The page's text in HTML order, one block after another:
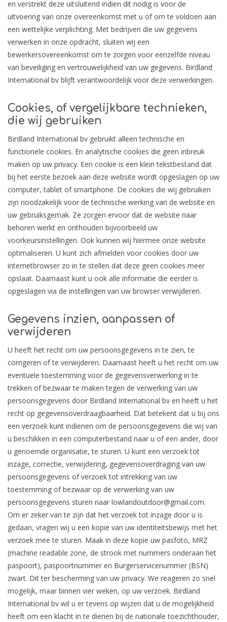
en verstrekt deze uitsluitend indien dit nodig is voor de
uitvoering van onze overeenkomst met u of om te voldoen aan
een wettelijke verplichting. Met bedrijven die uw gegevens
verwerken in onze opdracht, sluiten wij een
bewerkersovereenkomst om te zorgen voor eenzelfde niveau
van beveiliging en vertrouwelijkheid van uw gegevens. Birdland
International bv blijft verantwoordelijk voor deze verwerkingen.
Cookies, of vergelijkbare technieken,
die wij gebruiken
Birdland International bv gebruikt alleen technische en
functionele cookies. En analytische cookies die geen inbreuk
maken op uw privacy. Een cookie is een klein tekstbestand dat
bij het eerste bezoek aan deze website wordt opgeslagen op uw
computer, tablet of smartphone. De cookies die wij gebruiken
zijn noodzakelijk voor de technische werking van de website en
uw gebruiksgemak. Ze zorgen ervoor dat de website naar
behoren werkt en onthouden bijvoorbeeld uw
voorkeursinstellingen. Ook kunnen wij hiermee onze website
optimaliseren. U kunt zich afmelden voor cookies door uw
internetbrowser zo in te stellen dat deze geen cookies meer
opslaat. Daarnaast kunt u ook alle informatie die eerder is
opgeslagen via de instellingen van uw browser verwijderen.
Gegevens inzien, aanpassen of
verwijderen
U heeft het recht om uw persoonsgegevens in te zien, te
corrigeren of te verwijderen. Daarnaast heeft u het recht om uw
eventuele toestemming voor de gegevensverwerking in te
trekken of bezwaar te maken tegen de verwerking van uw
persoonsgegevens door Birdland International bv en heeft u het
recht op gegevensoverdraagbaarheid. Dat betekent dat u bij ons
een verzoek kunt indienen om de persoonsgegevens die wij van
u beschikken in een computerbestand naar u of een ander, door
u genoemde organisatie, te sturen. U kunt een verzoek tot
inzage, correctie, verwijdering, gegevensoverdraging van uw
persoonsgegevens of verzoek tot intrekking van uw
toestemming of bezwaar op de verwerking van uw
persoonsgegevens sturen naar lowlandoutdoor@gmail.com.
Om er zeker van te zijn dat het verzoek tot inzage door u is
gedaan, vragen wij u een kopie van uw identiteitsbewijs met het
verzoek mee te sturen. Maak in deze kopie uw pasfoto, MRZ
(machine readable zone, de strook met nummers onderaan het
paspoort), paspoortnummer en Burgerservicenummer (BSN)
zwart. Dit ter bescherming van uw privacy. We reageren zo snel
mogelijk, maar binnen vier weken, op uw verzoek. Birdland
International bv wil u er tevens op wijzen dat u de mogelijkheid
heeft om een klacht in te dienen bij de nationale toezichthouder,